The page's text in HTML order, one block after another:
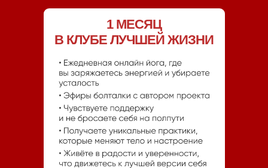
1 МЕСЯЦ
В КЛУБЕ ЛУЧШЕЙ ЖИЗНИ